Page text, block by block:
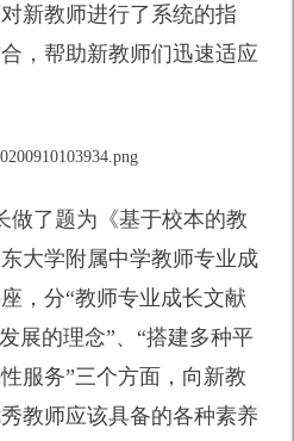
新教师进行了系统的指
，帮助新教师们迅速适应
做了题为《基于校本的教
大学附属中学教师专业成
，分“教师专业成长文献
展的理念”、“搭建多种平
服务”三个方面，向新教
教师应该具备的各种素养